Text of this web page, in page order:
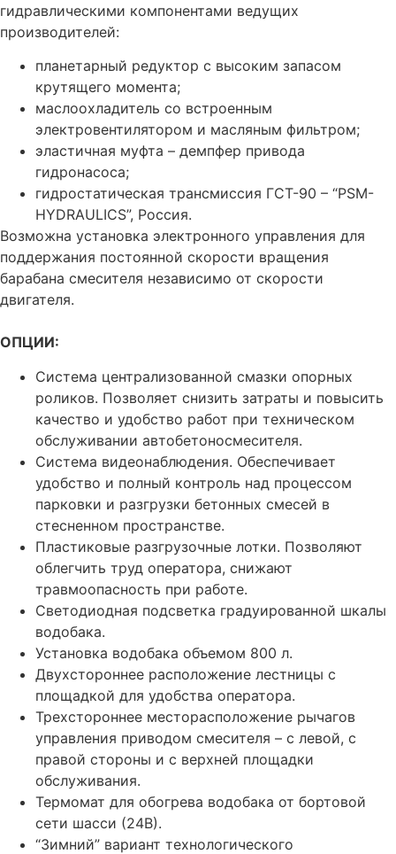
гидравлическими компонентами ведущих
производителей:
планетарный редуктор с высоким запасом
крутящего момента;
маслоохладитель со встроенным
электровентилятором и масляным фильтром;
эластичная муфта – демпфер привода
гидронасоса;
гидростатическая трансмиссия ГСТ-90 – “PSM-
HYDRAULICS”, Россия.
Возможна установка электронного управления для
поддержания постоянной скорости вращения
барабана смесителя независимо от скорости
двигателя.
ОПЦИИ:
Система централизованной смазки опорных
роликов. Позволяет снизить затраты и повысить
качество и удобство работ при техническом
обслуживании автобетоносмесителя.
Система видеонаблюдения. Обеспечивает
удобство и полный контроль над процессом
парковки и разгрузки бетонных смесей в
стесненном пространстве.
Пластиковые разгрузочные лотки. Позволяют
облегчить труд оператора, снижают
травмоопасность при работе.
Светодиодная подсветка градуированной шкалы
водобака.
Установка водобака объемом 800 л.
Двухстороннее расположение лестницы с
площадкой для удобства оператора.
Трехстороннее месторасположение рычагов
управления приводом смесителя – с левой, с
правой стороны и с верхней площадки
обслуживания.
Термомат для обогрева водобака от бортовой
сети шасси (24В).
“Зимний” вариант технологического